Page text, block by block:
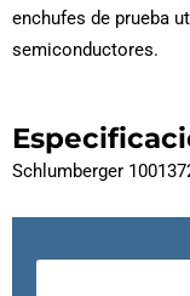
enchufes de prueba
semiconductores.
Schlumberger